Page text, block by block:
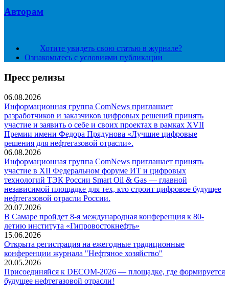
Авторам
Хотите увидеть свою статью в журнале?
Ознакомьтесь с условиями публикации
Пресс релизы
06.08.2026
Информационная группа ComNews приглашает
разработчиков и заказчиков цифровых решений принять
участие и заявить о себе и своих проектах в рамках XVII
Премии имени Федора Прядунова «Лучшие цифровые
решения для нефтегазовой отрасли».
06.08.2026
Информационная группа ComNews приглашает принять
участие в XII Федеральном форуме ИТ и цифровых
технологий ТЭК России Smart Oil & Gas — главной
независимой площадке для тех, кто строит цифровое будущее
нефтегазовой отрасли России.
20.07.2026
В Самаре пройдет 8-я международная конференция к 80-
летию института «Гипровостокнефть»
15.06.2026
Открыта регистрация на ежегодные традиционные
конференции журнала "Нефтяное хозяйство"
20.05.2026
Присоединяйся к DECOM-2026 — площадке, где формируется
будущее нефтегазовой отрасли!